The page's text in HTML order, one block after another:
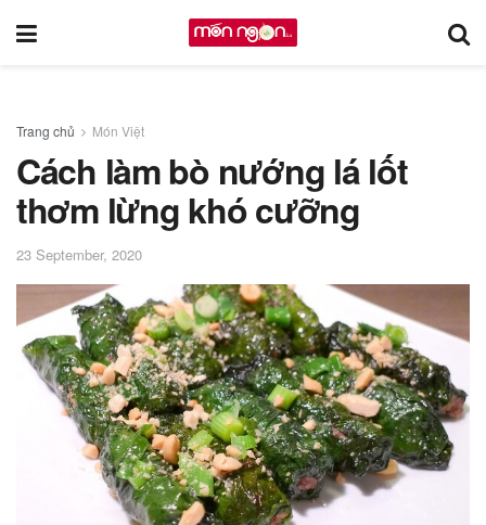
Trang chủ Món Việt
Cách làm bò nướng lá lốt
thơm lừng khó cưỡng
23 September, 2020